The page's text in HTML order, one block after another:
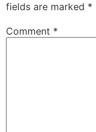
fields are marked *
Comment *